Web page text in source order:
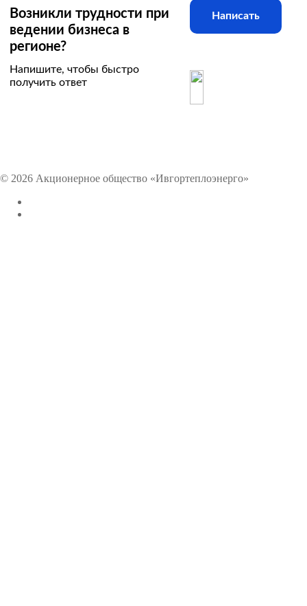
Возникли трудности при
ведении бизнеса в
регионе?
Напишите, чтобы быстро
получить ответ
Написать
© 2026 Акционерное общество «Ивгортеплоэнерго»